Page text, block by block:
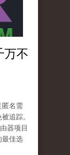
万不
匿名需
追踪。
器项目
最佳选